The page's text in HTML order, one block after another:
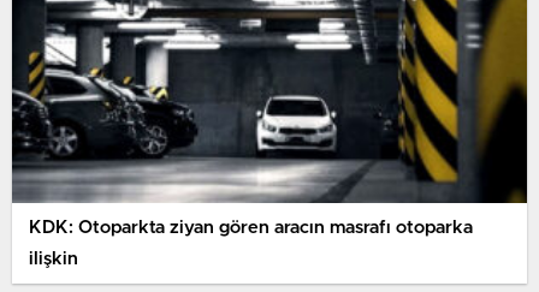
KDK: Otoparkta ziyan gören aracın masrafı otoparka
ilişkin